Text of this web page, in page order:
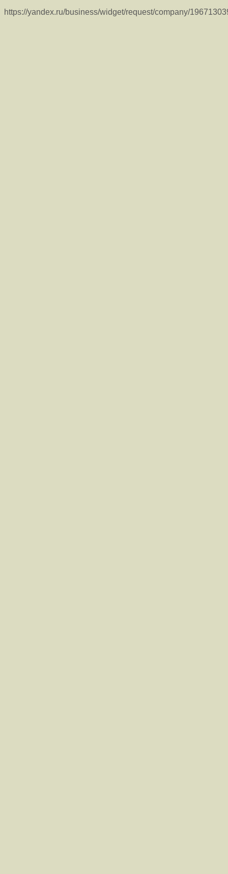
https://yandex.ru/business/widget/request/company/